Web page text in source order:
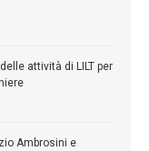
attività di LILT per
Ambrosini e